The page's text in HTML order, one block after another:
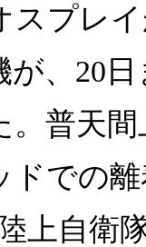
スプレ
が、20
。普天
ドでの
上自衛